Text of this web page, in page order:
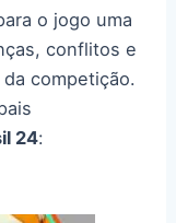
o jogo uma
conflitos e
competição.
24: